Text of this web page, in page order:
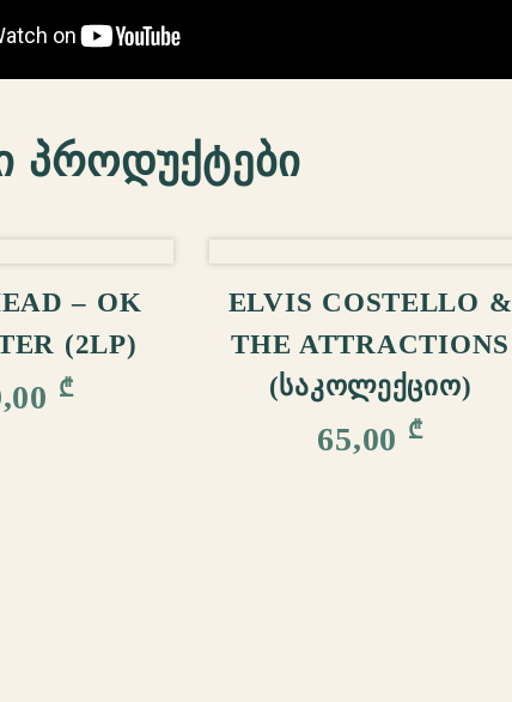
პროდუქტები
– OK
(2LP)
₾
ELVIS COSTELLO &
THE ATTRACTIONS
(ᲡᲐᲙᲝᲚᲔᲥᲪᲘᲝ)
65,00 ₾